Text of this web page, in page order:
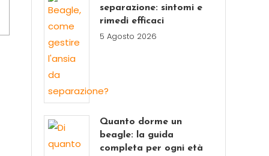
separazione: sintomi e
rimedi efficaci
5 Agosto 2026
Quanto dorme un
beagle: la guida
completa per ogni età